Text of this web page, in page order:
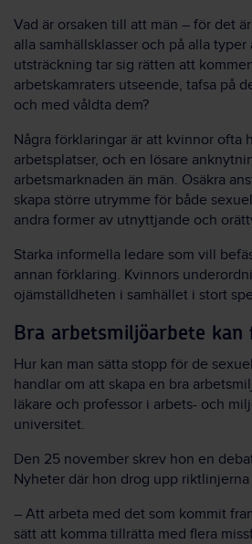
Vad är orsaken till att män – för det
alla samhällsklasser och på alla typer
utsträckning tar sig rätten att
arbetskamraters utseende, tafsa på
och med våldta dem?
Några förklaringar är att kvinnor ofta
arbetsplatser, och en lösare
arbetsmarknaden än män. Osäkra
skapa större utrymme för både
andra former av utnyttjande och
Starka informella ledare som vill
annan förklaring. Kvinnors
ojämställdheten i samhället i stort
Bra arbetsmiljöarbete kan
Hur kan man sätta stopp för de
handlar om att skapa en bra
läkare och professor i arbets- och
universitet.
Den 25 november skrev hon en
Nyheter där hon drog upp
– Att arbeta med det som kommit
sätt att komma tillrätta med flera